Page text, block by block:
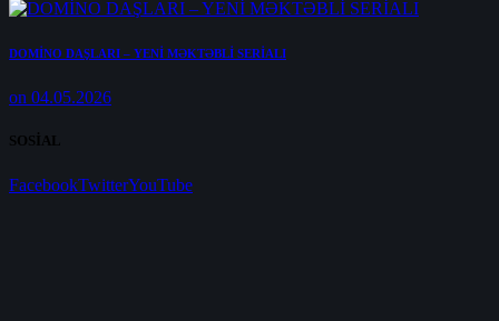
DOMİNO DAŞLARI – YENİ MƏKTƏBLİ SERİALI
on 04.05.2026
SOSİAL
FacebookTwitterYouTube